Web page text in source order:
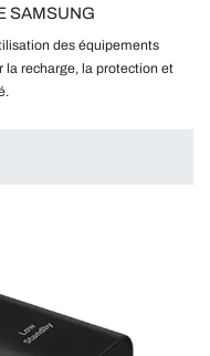
SAMSUNG
des équipements
la recharge, la protection et